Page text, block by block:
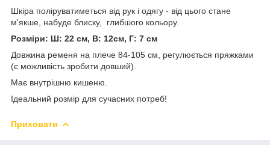
Шкіра поліруватиметься від рук і одягу - від цього стане
м'якше, набуде блиску, глибшого кольору.
Розміри: Ш: 22 см, В: 12см, Г: 7 см
Довжина ременя на плече 84-105 см, регулюється пряжками
(є можливість зробити довший).
Має внутрішню кишеню.
Ідеальний розмір для сучасних потреб!
Приховати